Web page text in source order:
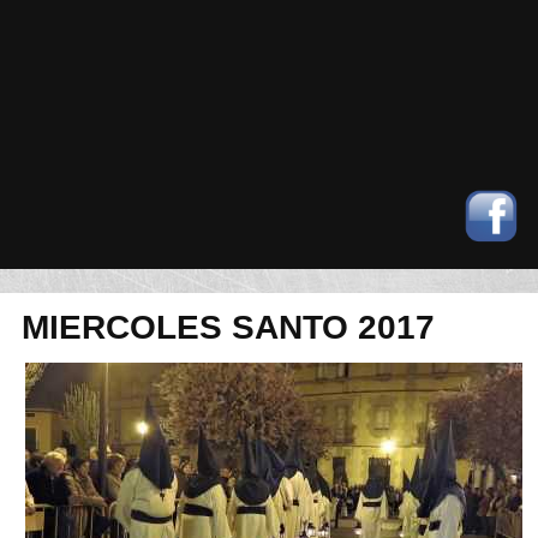
MIERCOLES SANTO 2017